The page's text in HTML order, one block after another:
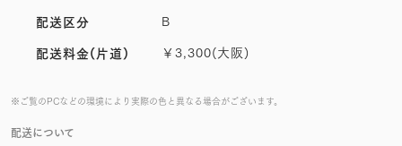
※ご覧のPCなどの環境により実際の色と異なる場合がございます。
配送について
配送区分 B
配送料金(片道) ￥3,300(大阪)